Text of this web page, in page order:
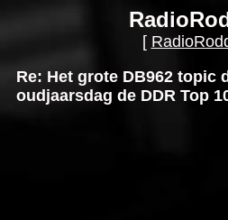
[
Re: Het grote DB962 topic
oudjaarsdag de DDR Top